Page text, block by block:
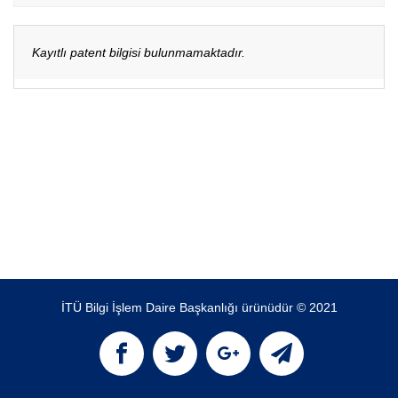
Kayıtlı patent bilgisi bulunmamaktadır.
İTÜ Bilgi İşlem Daire Başkanlığı ürünüdür © 2021